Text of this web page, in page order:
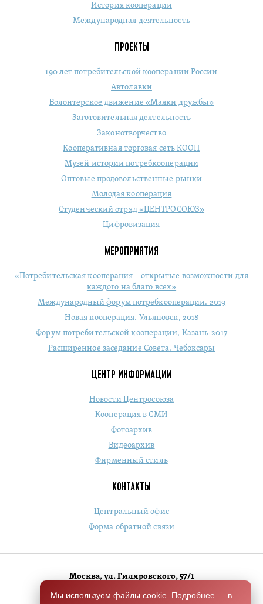
История кооперации
Международная деятельность
ПРОЕКТЫ
190 лет потребительской кооперации России
Автолавки
Волонтерское движение «Маяки дружбы»
Заготовительная деятельность
Законотворчество
Кооперативная торговая сеть КООП
Музей истории потребкооперации
Оптовые продовольственные рынки
Молодая кооперация
Студенческий отряд «ЦЕНТРОСОЮЗ»
Цифровизация
МЕРОПРИЯТИЯ
«Потребительская кооперация – открытые возможности для
каждого на благо всех»
Международный форум потребкооперации. 2019
Новая кооперация. Ульяновск, 2018
Форум потребительской кооперации, Казань-2017
Расширенное заседание Совета. Чебоксары
ЦЕНТР ИНФОРМАЦИИ
Новости Центросоюза
Кооперация в СМИ
Фотоархив
Видеоархив
Фирменный стиль
КОНТАКТЫ
Центральный офис
Форма обратной связи
Москва, ул. Гиляровского, 57/1
+7 (495) 684-1803
Мы используем файлы cookie. Подробнее — в